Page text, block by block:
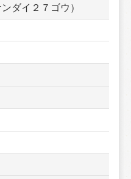
ダイ２７ゴウ）